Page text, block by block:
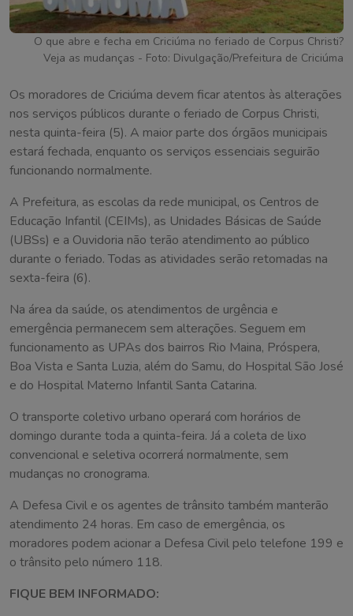
O que abre e fecha em Criciúma no feriado de Corpus Christi?
Veja as mudanças - Foto: Divulgação/Prefeitura de Criciúma
Os moradores de Criciúma devem ficar atentos às alterações
nos serviços públicos durante o feriado de Corpus Christi,
nesta quinta-feira (5). A maior parte dos órgãos municipais
estará fechada, enquanto os serviços essenciais seguirão
funcionando normalmente.
A Prefeitura, as escolas da rede municipal, os Centros de
Educação Infantil (CEIMs), as Unidades Básicas de Saúde
(UBSs) e a Ouvidoria não terão atendimento ao público
durante o feriado. Todas as atividades serão retomadas na
sexta-feira (6).
Na área da saúde, os atendimentos de urgência e
emergência permanecem sem alterações. Seguem em
funcionamento as UPAs dos bairros Rio Maina, Próspera,
Boa Vista e Santa Luzia, além do Samu, do Hospital São José
e do Hospital Materno Infantil Santa Catarina.
O transporte coletivo urbano operará com horários de
domingo durante toda a quinta-feira. Já a coleta de lixo
convencional e seletiva ocorrerá normalmente, sem
mudanças no cronograma.
A Defesa Civil e os agentes de trânsito também manterão
atendimento 24 horas. Em caso de emergência, os
moradores podem acionar a Defesa Civil pelo telefone 199 e
o trânsito pelo número 118.
FIQUE BEM INFORMADO: